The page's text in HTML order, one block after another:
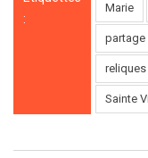
:
Marie
partage
reliques
Sainte